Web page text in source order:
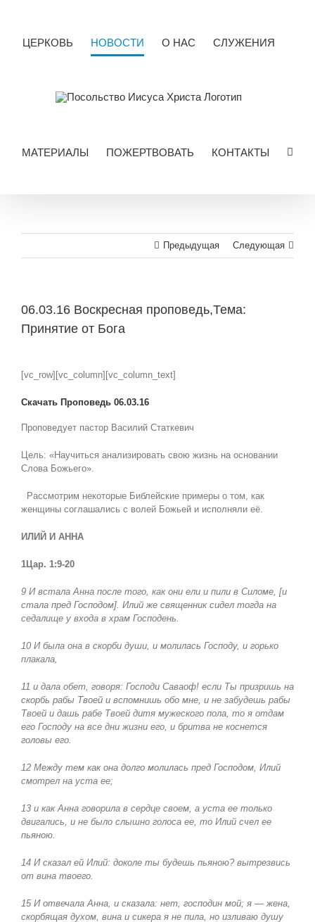
ЦЕРКОВЬ НОВОСТИ О НАС СЛУЖЕНИЯ
МАТЕРИАЛЫ ПОЖЕРТВОВАТЬ КОНТАКТЫ
Предыдущая Следующая
06.03.16 Воскресная проповедь,Тема:
Принятие от Бога
Image
[vc_row][vc_column][vc_column_text]
Скачать Проповедь 06.03.16
Проповедует пастор Василий Статкевич
Цель: «Научиться анализировать свою жизнь на основании
Слова Божьего».
Рассмотрим некоторые Библейские примеры о том, как
женщины соглашались с волей Божьей и исполняли её.
ИЛИЙ И АННА
1Цар. 1:9-20
9 И встала Анна после того, как они ели и пили в Силоме, [и
стала пред Господом]. Илий же священник сидел тогда на
седалище у входа в храм Господень.
10 И была она в скорби души, и молилась Господу, и горько
плакала,
11 и дала обет, говоря: Господи Саваоф! если Ты призришь на
скорбь рабы Твоей и вспомнишь обо мне, и не забудешь рабы
Твоей и дашь рабе Твоей дитя мужеского пола, то я отдам
его Господу на все дни жизни его, и бритва не коснется
головы его.
12 Между тем как она долго молилась пред Господом, Илий
смотрел на уста ее;
13 и как Анна говорила в сердце своем, а уста ее только
двигались, и не было слышно голоса ее, то Илий счел ее
пьяною.
14 И сказал ей Илий: доколе ты будешь пьяною? вытрезвись
от вина твоего.
15 И отвечала Анна, и сказала: нет, господин мой; я — жена,
скорбящая духом, вина и сикера я не пила, но изливаю душу